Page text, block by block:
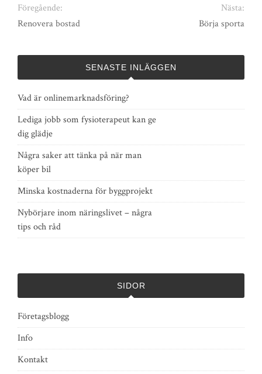
Föregående:
Renovera bostad
Nästa:
Börja sporta
SENASTE INLÄGGEN
Vad är onlinemarknadsföring?
Lediga jobb som fysioterapeut kan ge
dig glädje
Några saker att tänka på när man
köper bil
Minska kostnaderna för byggprojekt
Nybörjare inom näringslivet – några
tips och råd
SIDOR
Företagsblogg
Info
Kontakt